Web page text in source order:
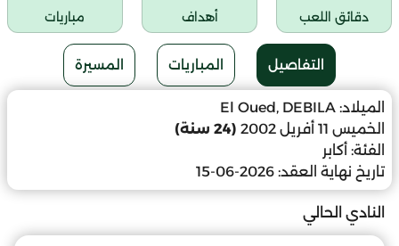
دقائق اللعب أهداف مباريات
التفاصيل المباريات المسيرة
الميلاد: El Oued, DEBILA
الخميس 11 أفريل 2002
(24 سنة)
الفئة: أكابر
تاريخ نهاية العقد: 2026-06-15
النادي الحالي